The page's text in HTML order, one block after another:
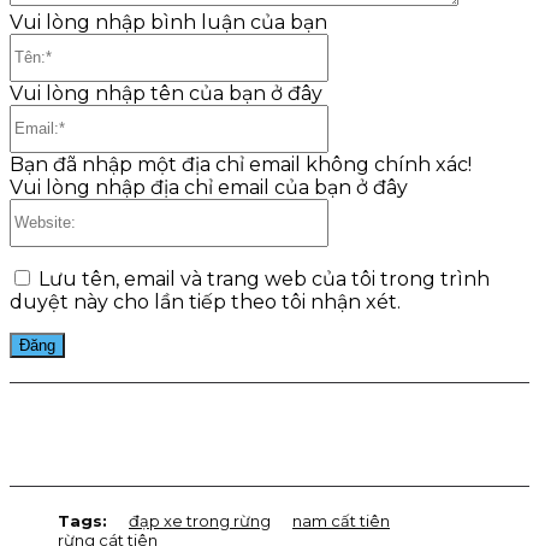
Vui lòng nhập bình luận của bạn
Vui lòng nhập tên của bạn ở đây
Bạn đã nhập một địa chỉ email không chính xác!
Vui lòng nhập địa chỉ email của bạn ở đây
Lưu tên, email và trang web của tôi trong trình
duyệt này cho lần tiếp theo tôi nhận xét.
Tags: đạp xe trong rừng
nam cất tiên
rừng cát tiên